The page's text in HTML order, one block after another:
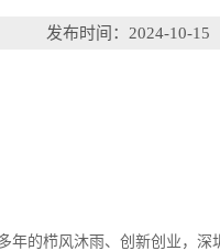
发布时间：2024-10-15
年的栉风沐雨、创新创业，深